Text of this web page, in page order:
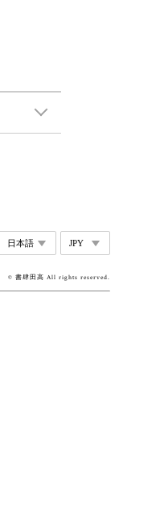
© 書肆田高 All rights reserved.